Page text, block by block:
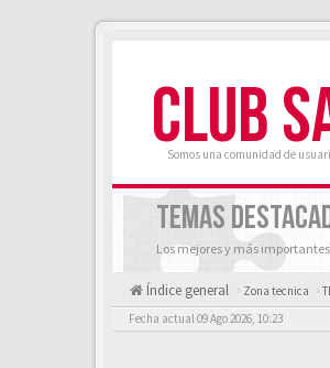
CLUB
Somos una comunidad de
TEMAS
Los mejores y más
Índice general Zona tecnica
Fecha actual 09 Ago 2026, 10:23